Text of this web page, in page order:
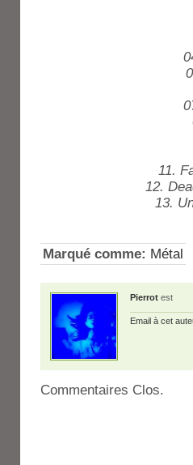
11.
12.
13.
Marqué comme: Métal
Pierrot est
Email à cet
Commentaires Clos.